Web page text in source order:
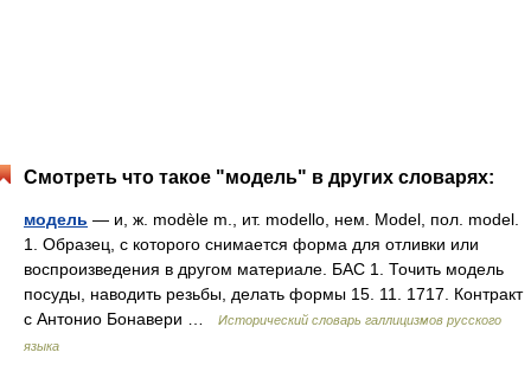
Смотреть что такое "модель" в других словарях:
модель — и, ж. modèle m., ит. modello, нем. Model, пол. model.
1. Образец, с которого снимается форма для отливки или
воспроизведения в другом материале. БАС 1. Точить модель
посуды, наводить резьбы, делать формы 15. 11. 1717. Контракт
с Антонио Бонавери …
Исторический словарь галлицизмов русского
языка